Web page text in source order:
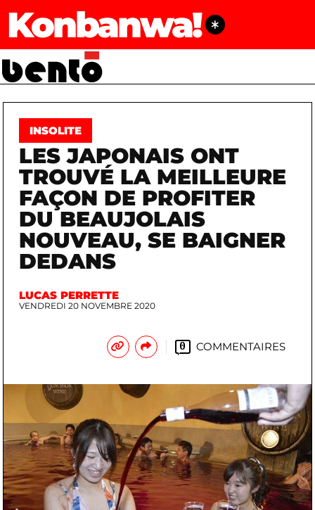
Konbanwa!
INSOLITE
LES JAPONAIS ONT
TROUVÉ LA MEILLEURE
FAÇON DE PROFITER
DU BEAUJOLAIS
NOUVEAU, SE BAIGNER
DEDANS
LUCAS PERRETTE
VENDREDI 20 NOVEMBRE 2020
0 COMMENTAIRES